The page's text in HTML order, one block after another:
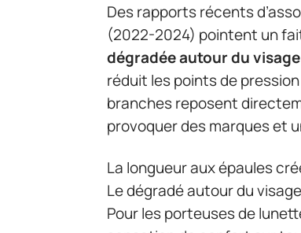
Des rapports récents
(2022-2024) pointent un
dégradée autour du
réduit les points de
branches reposent
provoquer des marques et
La longueur aux épaules
Le dégradé autour du
Pour les porteuses de